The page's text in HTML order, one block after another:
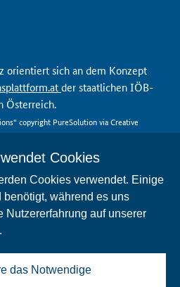
Cookies
Cookies verwendet. Einige
während es uns
Nutzererfahrung auf unserer
das Notwendige
orientiert sich an dem Konzept
der staatlichen IÖB-
Österreich.
copyright PureSolution via Creative